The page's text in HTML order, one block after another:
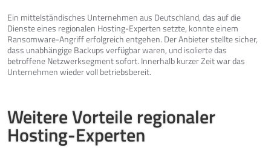
Ein mittelständisches Unternehmen aus Deutschland, das auf die
Dienste eines regionalen Hosting-Experten setzte, konnte einem
Ransomware-Angriff erfolgreich entgehen. Der Anbieter stellte sicher,
dass unabhängige Backups verfügbar waren, und isolierte das
betroffene Netzwerksegment sofort. Innerhalb kurzer Zeit war das
Unternehmen wieder voll betriebsbereit.
Weitere Vorteile regionaler
Hosting-Experten